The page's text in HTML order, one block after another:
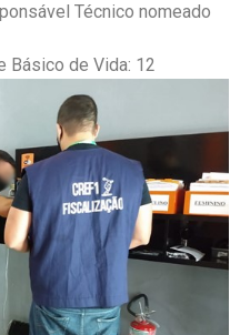
Técnico nomeado
Básico de Vida: 12